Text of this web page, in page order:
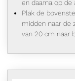
en daarna op de
Plak de
midden naar de
van 20 cm naar